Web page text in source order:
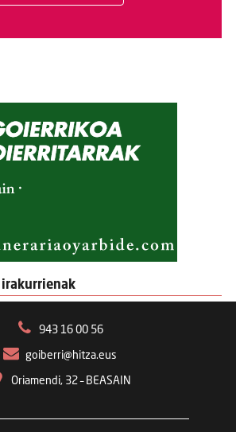
irakurrienak
943 16 00 56
goiberri@hitza.eus
Oriamendi, 32 – BEASAIN